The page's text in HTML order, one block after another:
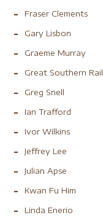
Fraser Clements
Gary Lisbon
Graeme Murray
Great Southern Rail
Greg Snell
Ian Trafford
Ivor Wilkins
Jeffrey Lee
Julian Apse
Kwan Fu Him
Linda Enerio